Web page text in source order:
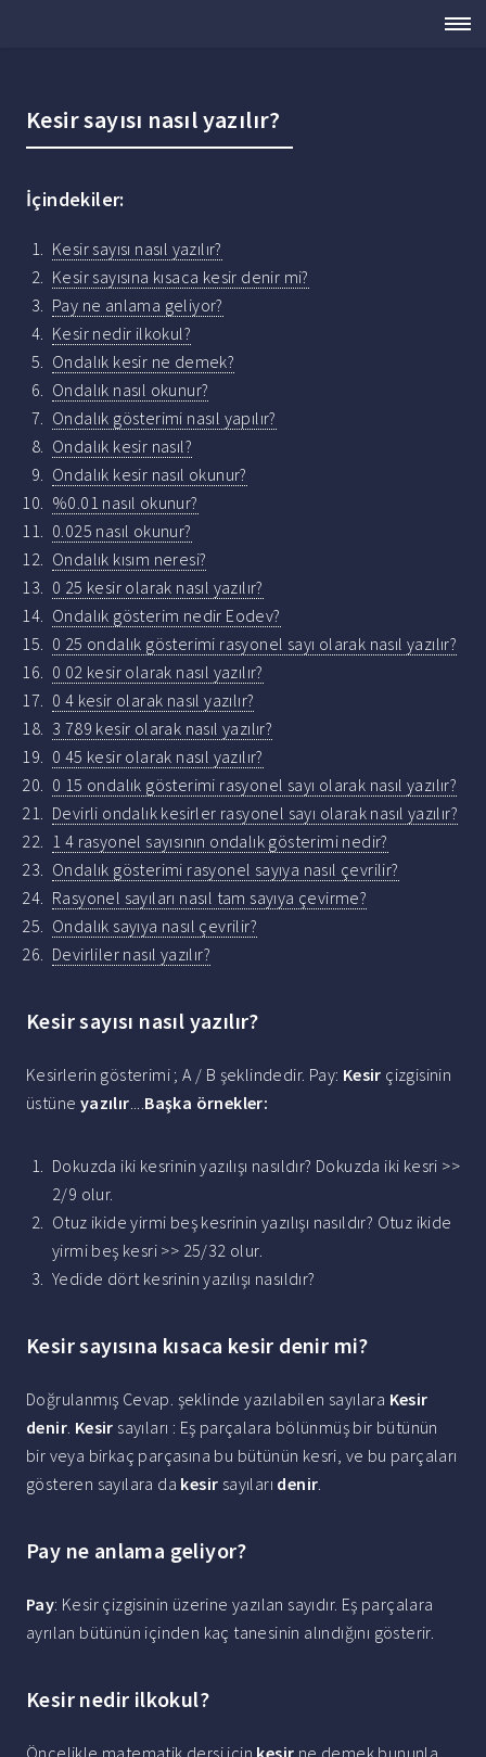
Kesir sayısı nasıl yazılır?
İçindekiler:
Kesir sayısı nasıl yazılır?
Kesir sayısına kısaca kesir denir mi?
Pay ne anlama geliyor?
Kesir nedir ilkokul?
Ondalık kesir ne demek?
Ondalık nasıl okunur?
Ondalık gösterimi nasıl yapılır?
Ondalık kesir nasıl?
Ondalık kesir nasıl okunur?
%0.01 nasıl okunur?
0.025 nasıl okunur?
Ondalık kısım neresi?
0 25 kesir olarak nasıl yazılır?
Ondalık gösterim nedir Eodev?
0 25 ondalık gösterimi rasyonel sayı olarak nasıl yazılır?
0 02 kesir olarak nasıl yazılır?
0 4 kesir olarak nasıl yazılır?
3 789 kesir olarak nasıl yazılır?
0 45 kesir olarak nasıl yazılır?
0 15 ondalık gösterimi rasyonel sayı olarak nasıl yazılır?
Devirli ondalık kesirler rasyonel sayı olarak nasıl yazılır?
1 4 rasyonel sayısının ondalık gösterimi nedir?
Ondalık gösterimi rasyonel sayıya nasıl çevrilir?
Rasyonel sayıları nasıl tam sayıya çevirme?
Ondalık sayıya nasıl çevrilir?
Devirliler nasıl yazılır?
Kesir sayısı nasıl yazılır?
Kesirlerin gösterimi ; A / B şeklindedir. Pay: Kesir çizgisinin
üstüne yazılır....Başka örnekler:
Dokuzda iki kesrinin yazılışı nasıldır? Dokuzda iki kesri >>
2/9 olur.
Otuz ikide yirmi beş kesrinin yazılışı nasıldır? Otuz ikide
yirmi beş kesri >> 25/32 olur.
Yedide dört kesrinin yazılışı nasıldır?
Kesir sayısına kısaca kesir denir mi?
Doğrulanmış Cevap. şeklinde yazılabilen sayılara Kesir
denir. Kesir sayıları : Eş parçalara bölünmüş bir bütünün
bir veya birkaç parçasına bu bütünün kesri, ve bu parçaları
gösteren sayılara da kesir sayıları denir.
Pay ne anlama geliyor?
Pay: Kesir çizgisinin üzerine yazılan sayıdır. Eş parçalara
ayrılan bütünün içinden kaç tanesinin alındığını gösterir.
Kesir nedir ilkokul?